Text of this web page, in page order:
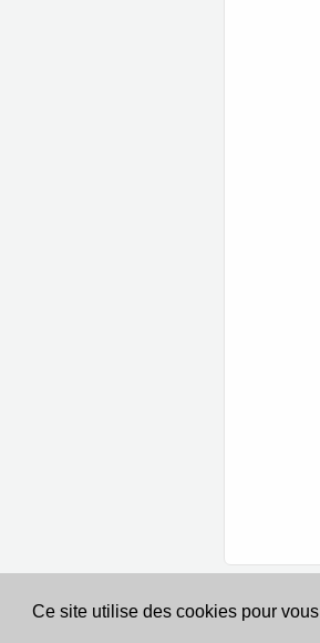
Ce site utilise des cookies pour